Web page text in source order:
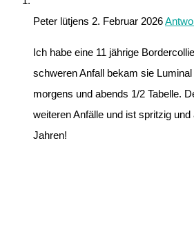
Peter lütjens 2. Februar 2026
Ich habe eine 11 jährige
schweren Anfall bekam sie
morgens und abends 1/2 Tabelle.
weiteren Anfälle und ist spritzig
Jahren!